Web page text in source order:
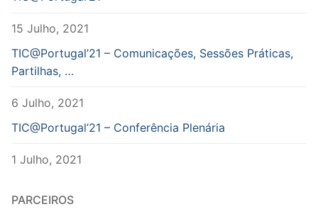
15 Julho, 2021
TIC@Portugal’21 – Comunicações, Sessões Práticas,
Partilhas, …
6 Julho, 2021
TIC@Portugal’21 – Conferência Plenária
1 Julho, 2021
PARCEIROS